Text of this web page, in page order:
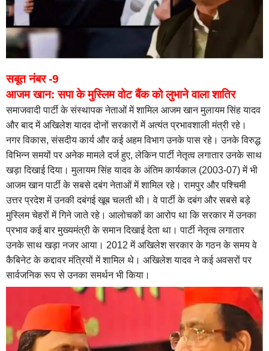
सबूत नंबर -9
आजम खान: सपा के मुस्लिम वोट बैंक को लुभाने वाला शातिर
समाजवादी पार्टी के संस्थापक नेताओं में शामिल आजम खान मुलायम सिंह यादव
और बाद में अखिलेश यादव दोनों सरकारों में अत्यंत प्रभावशाली मंत्री रहे।
नगर विकास, संसदीय कार्य और कई अहम विभाग उनके पास रहे। उनके विरुद्ध
विभिन्न समयों पर अनेक मामले दर्ज हुए, लेकिन पार्टी नेतृत्व लगातार उनके साथ
खड़ा दिखाई दिया। मुलायम सिंह यादव के अंतिम कार्यकाल (2003-07) में भी
आजम खान पार्टी के सबसे दबंग नेताओं में शामिल रहे। रामपुर और पश्चिमी
उत्तर प्रदेश में उनकी दबंगई खूब चलती थी। वे पार्टी के दबंग और सबसे बड़े
मुस्लिम चेहरों में गिने जाते रहे। आलोचकों का आरोप था कि सरकार में उनका
प्रभाव कई बार मुख्यमंत्री के समान दिखाई देता था। पार्टी नेतृत्व लगातार
उनके साथ खड़ा नजर आया। 2012 में अखिलेश सरकार के गठन के समय वे
कैबिनेट के कद्दावर मंत्रियों में शामिल थे। अखिलेश यादव ने कई अवसरों पर
सार्वजनिक रूप से उनका समर्थन भी किया।